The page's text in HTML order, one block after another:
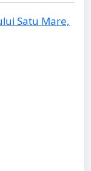
Satu Mare,